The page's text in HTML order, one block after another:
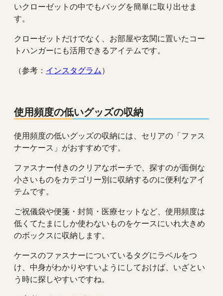
いクローゼットの中でもバッグを簡単に取り出せま
す。
クローゼットだけでなく、お部屋や玄関に置いたコー
トハンガーにも活用できるアイテムです。
（参考： インスタグラム ）
使用頻度の低いグッズの収納
使用頻度の低いグッズの収納には、セリアの「ファス
ナーケース」がおすすめです。
ファスナー付きのクリアなポーチで、探すのが面倒な
小さいものをカテゴリー別に収納するのに便利なアイ
テムです。
ご祝儀袋や便箋・封筒・医療セットなど、使用頻度は
低くてたまにしか使わないものをケースにいれ大きめ
のボックスに収納します。
ケースのファスナーについているタグにラベルをつ
け、中身がわかりやすいようにしておけば、いざとい
う時に探しやすいですね。